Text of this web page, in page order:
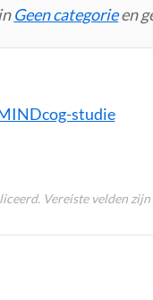
Geen categorieen
studie
Vereiste velden